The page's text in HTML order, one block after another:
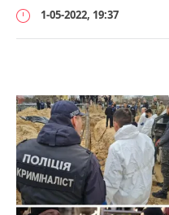
1-05-2022, 19:37
232